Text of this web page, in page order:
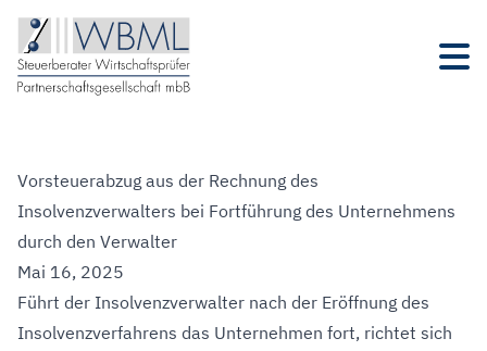
Vorsteuerabzug aus der Rechnung des
Insolvenzverwalters bei Fortführung des Unternehmens
durch den Verwalter
Mai 16, 2025
Führt der Insolvenzverwalter nach der Eröffnung des
Insolvenzverfahrens das Unternehmen fort, richtet sich